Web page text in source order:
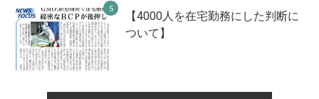
【4000人を在宅勤務にした判断に
ついて】